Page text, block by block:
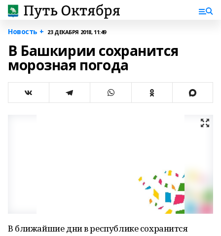
Новость + 23 ДЕКАБРЯ 2018, 11:49
В Башкирии сохранится
морозная погода
В ближайшие дни в республике сохранится